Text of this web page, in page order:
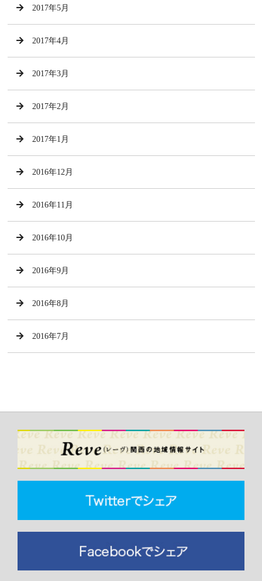
2017年5月
2017年4月
2017年3月
2017年2月
2017年1月
2016年12月
2016年11月
2016年10月
2016年9月
2016年8月
2016年7月